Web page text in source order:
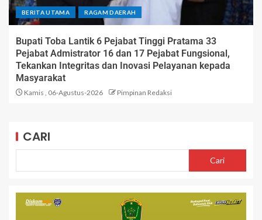
BERITA UTAMA RAGAM DAERAH
Bupati Toba Lantik 6 Pejabat Tinggi Pratama 33
Pejabat Admistrator 16 dan 17 Pejabat Fungsional,
Tekankan Integritas dan Inovasi Pelayanan kepada
Masyarakat
Kamis , 06-Agustus-2026 Pimpinan Redaksi
CARI
Cari